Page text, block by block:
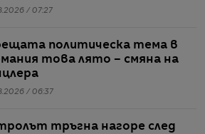
между САЩ и Иран
/ 07:27
политическа тема в
това лято – смяна на
/ 06:37
тръгна нагоре след